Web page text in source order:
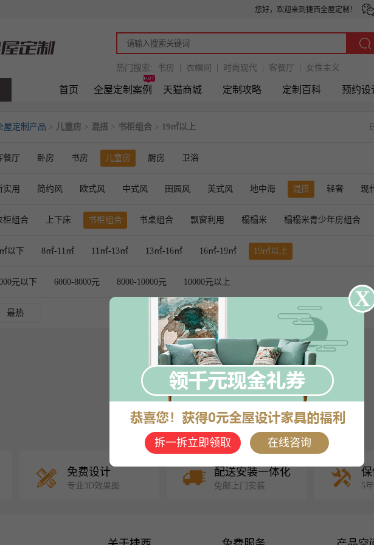
您好，欢迎来到捷西全屋定制！
热门搜索: 书房 衣帽间 时尚现代 客餐厅 女性主义
首页 全屋定制案例 天猫商城 定制攻略 定制百科 预约设
屋定制产品 > 儿童房 > 混搭 > 书柜组合 > 19㎡以上
餐厅 卧房 书房 儿童房 厨房 卫浴
实用 简约风 欧式风 中式风 田园风 美式风 地中海 混搭 轻奢 现
柜组合 上下床 书柜组合 书桌组合 飘窗利用 榻榻米 榻榻米青少年房组合
以下 8㎡-11㎡ 11㎡-13㎡ 13㎡-16㎡ 16㎡-19㎡ 19㎡以上
元以下 6000-8000元 8000-10000元 10000元以上
最热
免费设计
专业3D效果图
配送安装一体化
免邮上门安装 5
X
拆一拆立即领取 在线咨询